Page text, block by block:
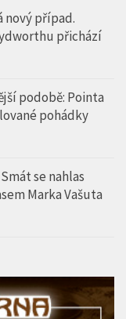
nový případ.
přichází
podobě: Pointa
pohádky
se nahlas
Marka Vašuta